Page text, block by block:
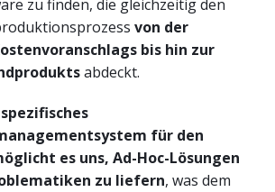
zu finden, die gleichzeitig den
von der
bis hin zur
abdeckt.
für den
es uns, Ad-Hoc-Lösungen
zu liefern, was dem